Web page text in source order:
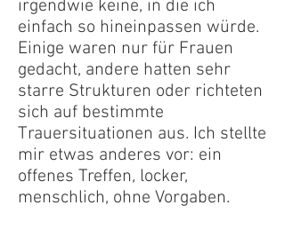
irgendwie keine, in die ich
einfach so hineinpassen würde.
Einige waren nur für Frauen
gedacht, andere hatten sehr
starre Strukturen oder richteten
sich auf bestimmte
Trauersituationen aus. Ich stellte
mir etwas anderes vor: ein
offenes Treffen, locker,
menschlich, ohne Vorgaben.